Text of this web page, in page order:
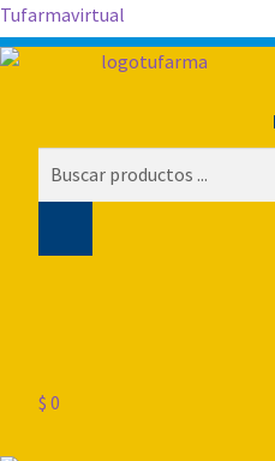
Tufarmavirtual
$ 0